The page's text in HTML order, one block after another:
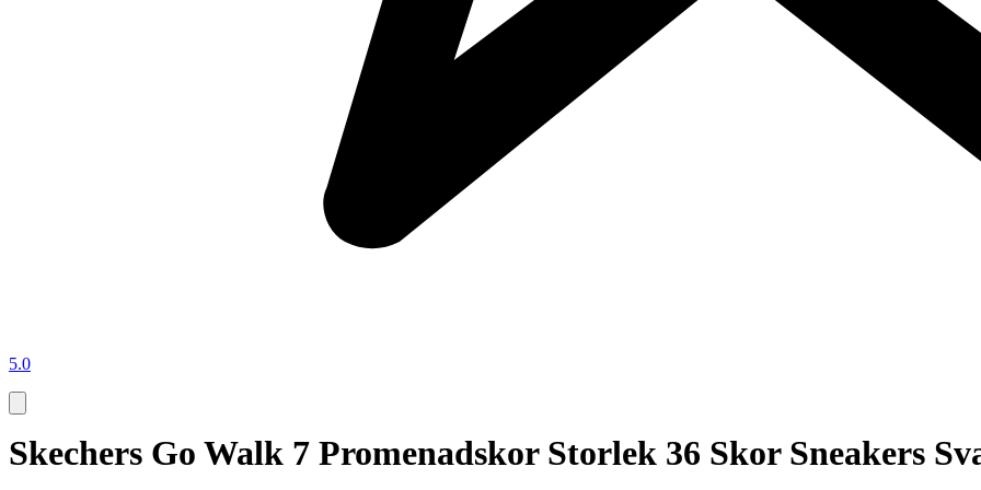
5.0
Skechers Go Walk 7 Promenadskor Storlek 36 Skor Sneakers